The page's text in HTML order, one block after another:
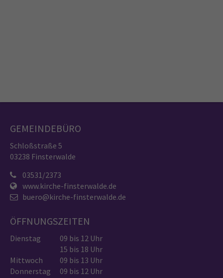
GEMEINDEBÜRO
Schloßstraße 5
03238 Finsterwalde
03531/2373
www.kirche-finsterwalde.de
buero@kirche-finsterwalde.de
ÖFFNUNGSZEITEN
Dienstag
09 bis 12 Uhr
15 bis 18 Uhr
Mittwoch
09 bis 13 Uhr
Donnerstag
09 bis 12 Uhr